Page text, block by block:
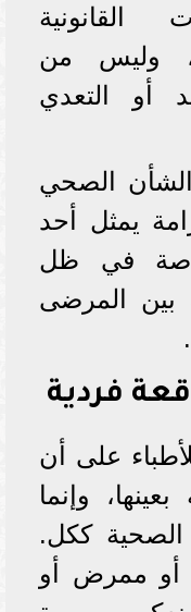
وليس من
أو التعدي
الصحي
يمثل أحد
في ظل
بين المرضى
فردية
على أن
وإنما
ككل.
أو ممرض أو